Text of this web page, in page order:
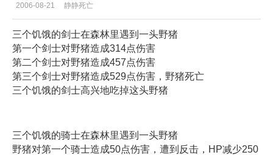
2006-08-21 静静死亡
三个饥饿的剑士在森林里遇到一头野猪
第一个剑士对野猪造成314点伤害
第二个剑士对野猪造成457点伤害
第三个剑士对野猪造成529点伤害，野猪死亡
三个饥饿的剑士高兴地吃掉这头野猪
三个饥饿的骑士在森林里遇到一头野猪
野猪对第一个骑士造成50点伤害，遭到反击，HP减少250